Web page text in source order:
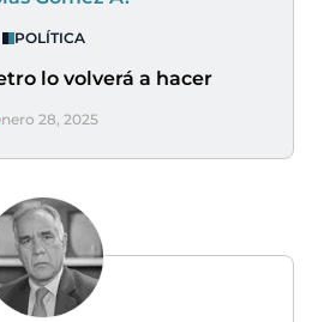
POLÍTICA
lo volverá a hacer
28, 2025